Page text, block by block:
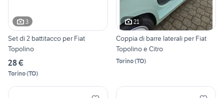
3
Set di 2 battitacco per Fiat
Topolino
28 €
Torino(TO)
21
Coppia di barre laterali per Fiat
Topolino e Citro
Torino(TO)